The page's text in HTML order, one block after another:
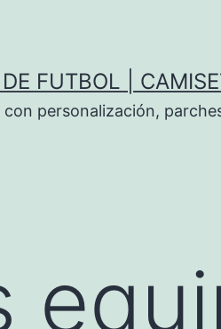
FUTBOL |
personalización,